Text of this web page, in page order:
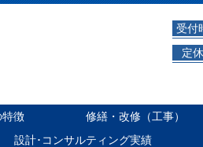
受付
定
特徴 修繕・改修（工事）
設計･コンサルティング実績